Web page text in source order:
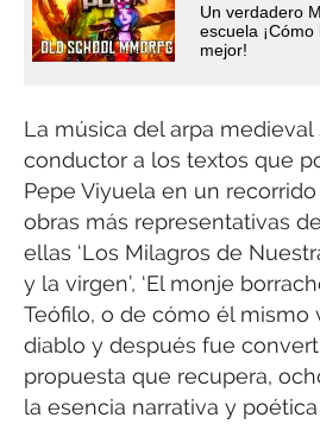
Un verdadero
escuela
mejor!
La música del arpa medieval
conductor a los textos que
Pepe Viyuela en un
obras más representativas
ellas ‘Los Milagros de
y la virgen’, ‘El monje
Teófilo, o de cómo él mismo
diablo y después fue
propuesta que recupera,
la esencia narrativa y